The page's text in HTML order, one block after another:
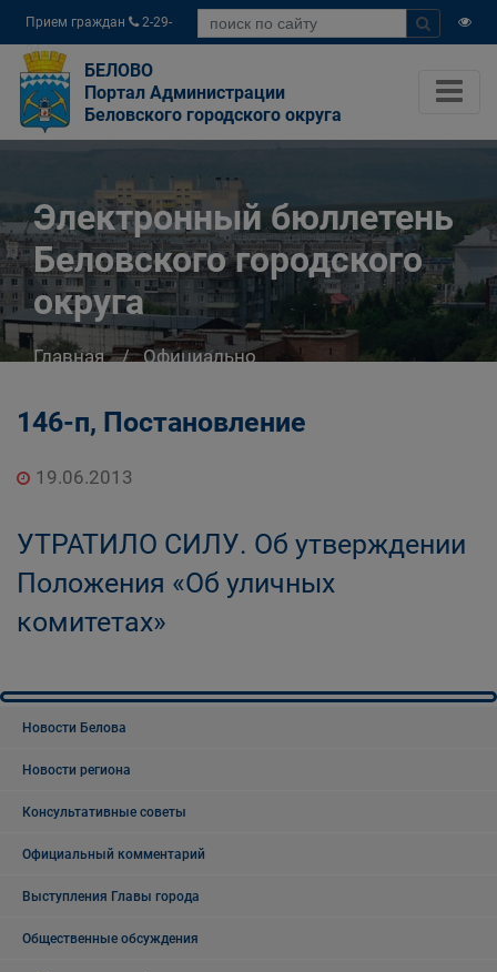
Прием граждан
2-29-
04
БЕЛОВО
Портал Администрации
Беловского городского округа
Электронный бюллетень
Беловского городского
округа
Главная
Официально
городского округа
146-п, Постановление
19.06.2013
УТРАТИЛО СИЛУ. Об утверждении
Положения «Об уличных
комитетах»
Новости Белова
Новости региона
Консультативные советы
Официальный комментарий
Выступления Главы города
Общественные обсуждения